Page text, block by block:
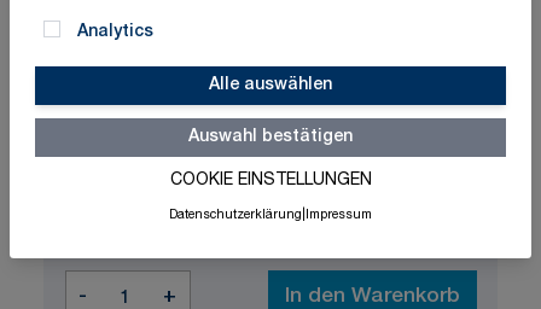
Analytics
Alle auswählen
Auswahl bestätigen
COOKIE EINSTELLUNGEN
Datenschutzerklärung Impressum
Schnelle Lieferung
21,48 €
exklusive MwSt. und zzgl.Versandkosten
Versandbereit in 3-5 Tage
- + In den Warenkorb